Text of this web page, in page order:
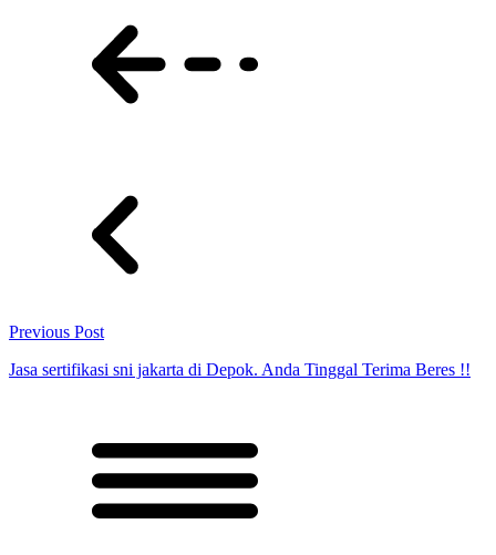
Previous Post
Jasa sertifikasi sni jakarta di Depok. Anda Tinggal Terima Beres !!